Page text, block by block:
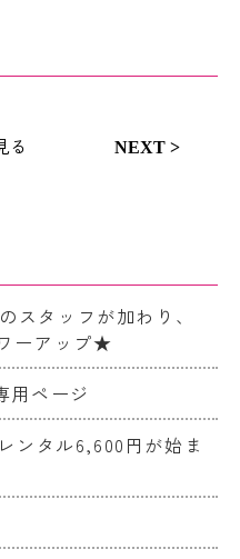
る NEXT >
スタッフが加わり、
ーアップ★
用ページ
ンタル6,600円が始ま